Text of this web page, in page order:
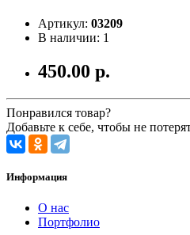
Артикул: 03209
В наличии: 1
450.00 р.
Понравился товар?
Добавьте к себе, чтобы не
Информация
О нас
Портфолио